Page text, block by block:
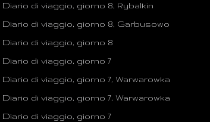
Diario di viaggio, giorno 8, Rybalkin
Diario di viaggio, giorno 8, Garbusowo
Diario di viaggio, giorno 8
Diario di viaggio, giorno 7
Diario di viaggio, giorno 7, Warwarowka
Diario di viaggio, giorno 7, Warwarowka
Diario di viaggio, giorno 7